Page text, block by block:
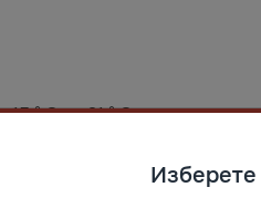
° C до 21 ° C и
Изберете